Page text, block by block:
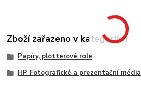
Zboží zařazeno v kategoriích
Papíry, plotterové role
HP Fotografické a prezentační média